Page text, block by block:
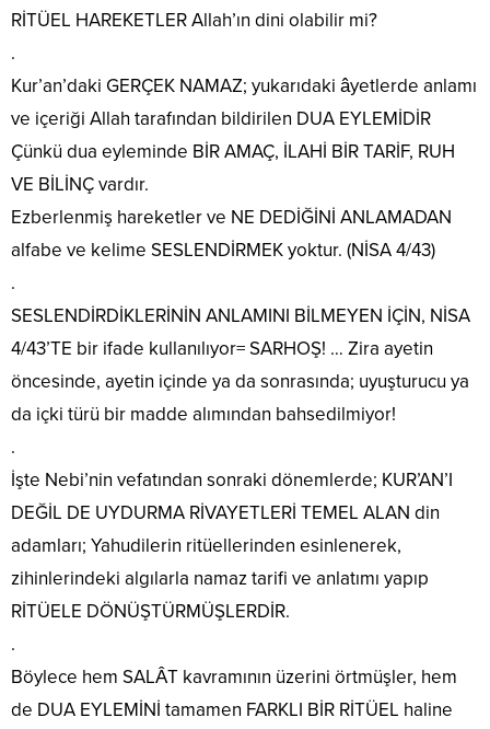
RİTÜEL HAREKETLER Allah’ın dini olabilir mi?
.
Kur’an’daki GERÇEK NAMAZ; yukarıdaki âyetlerde anlamı
ve içeriği Allah tarafından bildirilen DUA EYLEMİDİR
Çünkü dua eyleminde BİR AMAÇ, İLAHİ BİR TARİF, RUH
VE BİLİNÇ vardır.
Ezberlenmiş hareketler ve NE DEDİĞİNİ ANLAMADAN
alfabe ve kelime SESLENDİRMEK yoktur. (NİSA 4/43)
.
SESLENDİRDİKLERİNİN ANLAMINI BİLMEYEN İÇİN, NİSA
4/43’TE bir ifade kullanılıyor= SARHOŞ! … Zira ayetin
öncesinde, ayetin içinde ya da sonrasında; uyuşturucu ya
da içki türü bir madde alımından bahsedilmiyor!
.
İşte Nebi’nin vefatından sonraki dönemlerde; KUR’AN’I
DEĞİL DE UYDURMA RİVAYETLERİ TEMEL ALAN din
adamları; Yahudilerin ritüellerinden esinlenerek,
zihinlerindeki algılarla namaz tarifi ve anlatımı yapıp
RİTÜELE DÖNÜŞTÜRMÜŞLERDİR.
.
Böylece hem SALÂT kavramının üzerini örtmüşler, hem
de DUA EYLEMİNİ tamamen FARKLI BİR RİTÜEL haline